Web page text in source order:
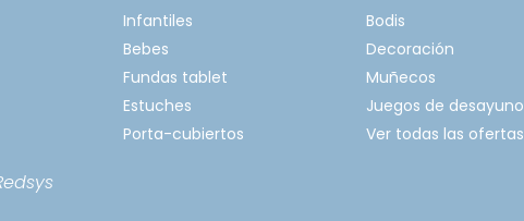
Infantiles
Bebes
Fundas tablet
Estuches
Porta-cubiertos
Bodis
Decoración
Muñecos
Juegos de desayuno
Ver todas las ofertas